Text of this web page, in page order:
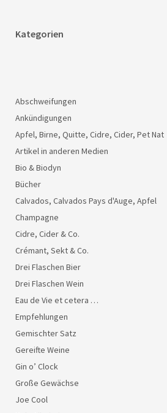
Kategorien
Abschweifungen
Ankündigungen
Apfel, Birne, Quitte, Cidre, Cider, Pet Nat
Artikel in anderen Medien
Bio & Biodyn
Bücher
Calvados, Calvados Pays d'Auge, Apfel
Champagne
Cidre, Cider & Co.
Crémant, Sekt & Co.
Drei Flaschen Bier
Drei Flaschen Wein
Eau de Vie et cetera …
Empfehlungen
Gemischter Satz
Gereifte Weine
Gin o’ Clock
Große Gewächse
Joe Cool